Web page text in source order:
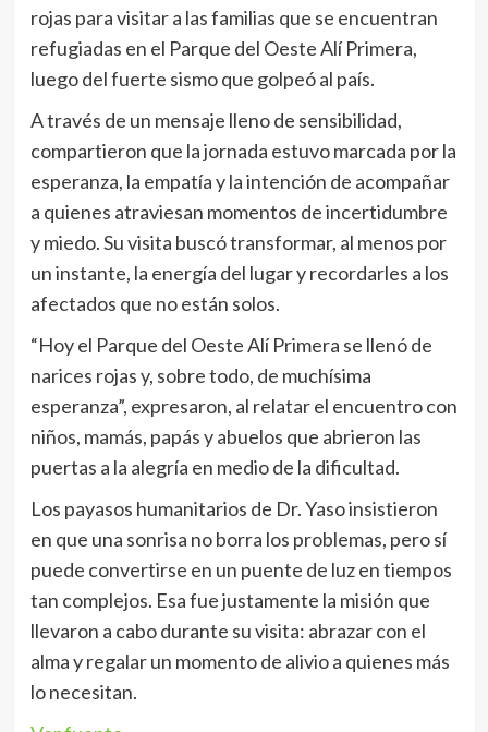
rojas para visitar a las familias que se encuentran
refugiadas en el Parque del Oeste Alí Primera,
luego del fuerte sismo que golpeó al país.
A través de un mensaje lleno de sensibilidad,
compartieron que la jornada estuvo marcada por la
esperanza, la empatía y la intención de acompañar
a quienes atraviesan momentos de incertidumbre
y miedo. Su visita buscó transformar, al menos por
un instante, la energía del lugar y recordarles a los
afectados que no están solos.
“Hoy el Parque del Oeste Alí Primera se llenó de
narices rojas y, sobre todo, de muchísima
esperanza”, expresaron, al relatar el encuentro con
niños, mamás, papás y abuelos que abrieron las
puertas a la alegría en medio de la dificultad.
Los payasos humanitarios de Dr. Yaso insistieron
en que una sonrisa no borra los problemas, pero sí
puede convertirse en un puente de luz en tiempos
tan complejos. Esa fue justamente la misión que
llevaron a cabo durante su visita: abrazar con el
alma y regalar un momento de alivio a quienes más
lo necesitan.